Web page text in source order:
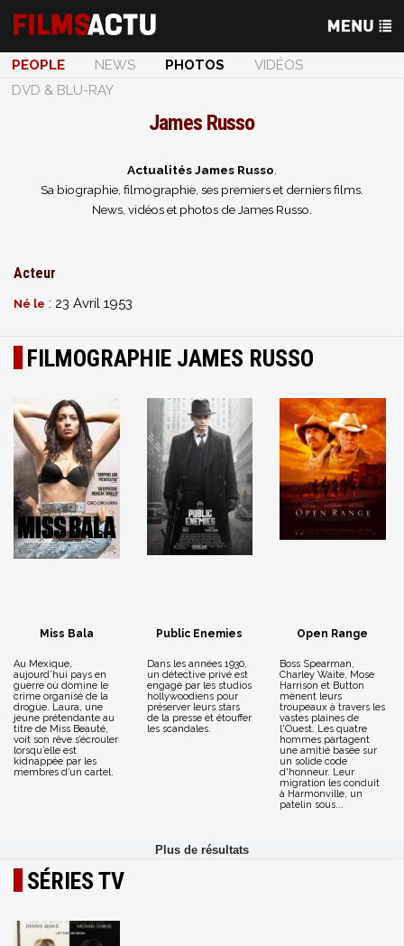
PEOPLE NEWS PHOTOS
VIDÉOS
DVD & BLU-RAY
James Russo
Actualités James Russo
Sa biographie, filmographie, ses premiers et derniers films.
News, vidéos et photos de James Russo.
Acteur
Né le : 23 Avril 1953
FILMOGRAPHIE JAMES RUSSO
Miss Bala
Au Mexique,
aujourd’hui pays en
guerre où domine le
crime organisé de la
drogue. Laura, une
jeune prétendante au
titre de Miss Beauté,
voit son rêve s’écrouler
lorsqu’elle est
kidnappée par les
membres d’un cartel.
Public Enemies
Dans les années 1930,
un détective privé est
engagé par les studios
hollywoodiens pour
préserver leurs stars
de la presse et étouffer
les scandales.
Open Range
Boss Spearman,
Charley Waite, Mose
Harrison et Button
mènent leurs
troupeaux à travers les
vastes plaines de
l'Ouest. Les quatre
hommes partagent
une amitié basée sur
un solide code
d'honneur. Leur
migration les conduit
à Harmonville, un
patelin sous...
SÉRIES TV